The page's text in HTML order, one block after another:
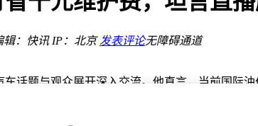
润
十引关注
辑：快讯 IP：北京 发表评论无障碍通道
话题与观众展开深入交流。他直言，当前国际
突破千元，而电动车充电成本则大幅降低，长期